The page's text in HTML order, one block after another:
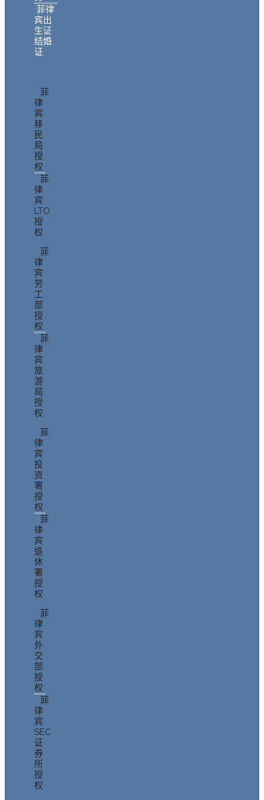
菲律
宾出
生证
结婚
证
菲
律
宾
移
民
局
授
权
菲
律
宾
LTO
授
权
菲
律
宾
劳
工
部
授
权
菲
律
宾
旅
游
局
授
权
菲
律
宾
投
资
署
授
权
菲
律
宾
退
休
署
授
权
菲
律
宾
外
交
部
授
权
菲
律
宾
SEC
证
券
所
授
权